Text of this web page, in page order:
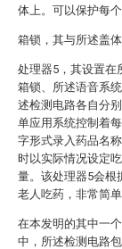
体上。可以保护每
箱锁，其与所述盖
处理器5，其设置在
箱锁、所述语音系
述检测电路各自分
单应用系统控制着
字形式录入药品名
时以实际情况设定
量。该处理器5会根
老人吃药，非常简单
在本发明的其中一
中，所述检测电路